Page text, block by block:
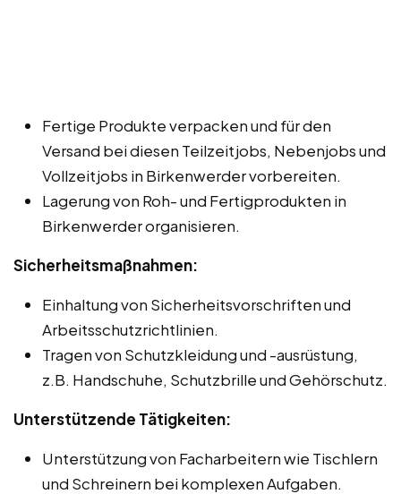
Fertige Produkte verpacken und für den
Versand bei diesen Teilzeitjobs, Nebenjobs und
Vollzeitjobs in Birkenwerder vorbereiten.
Lagerung von Roh- und Fertigprodukten in
Birkenwerder organisieren.
Sicherheitsmaßnahmen:
Einhaltung von Sicherheitsvorschriften und
Arbeitsschutzrichtlinien.
Tragen von Schutzkleidung und -ausrüstung,
z.B. Handschuhe, Schutzbrille und Gehörschutz.
Unterstützende Tätigkeiten:
Unterstützung von Facharbeitern wie Tischlern
und Schreinern bei komplexen Aufgaben.